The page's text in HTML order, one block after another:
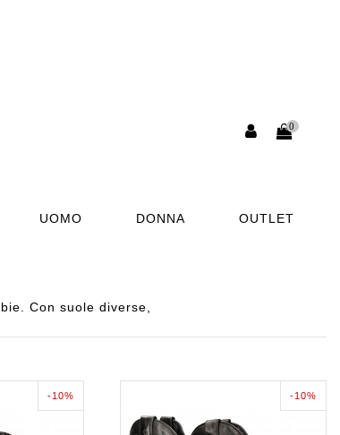
0
UOMO DONNA OUTLET
Con suole diverse,
-10% -10%